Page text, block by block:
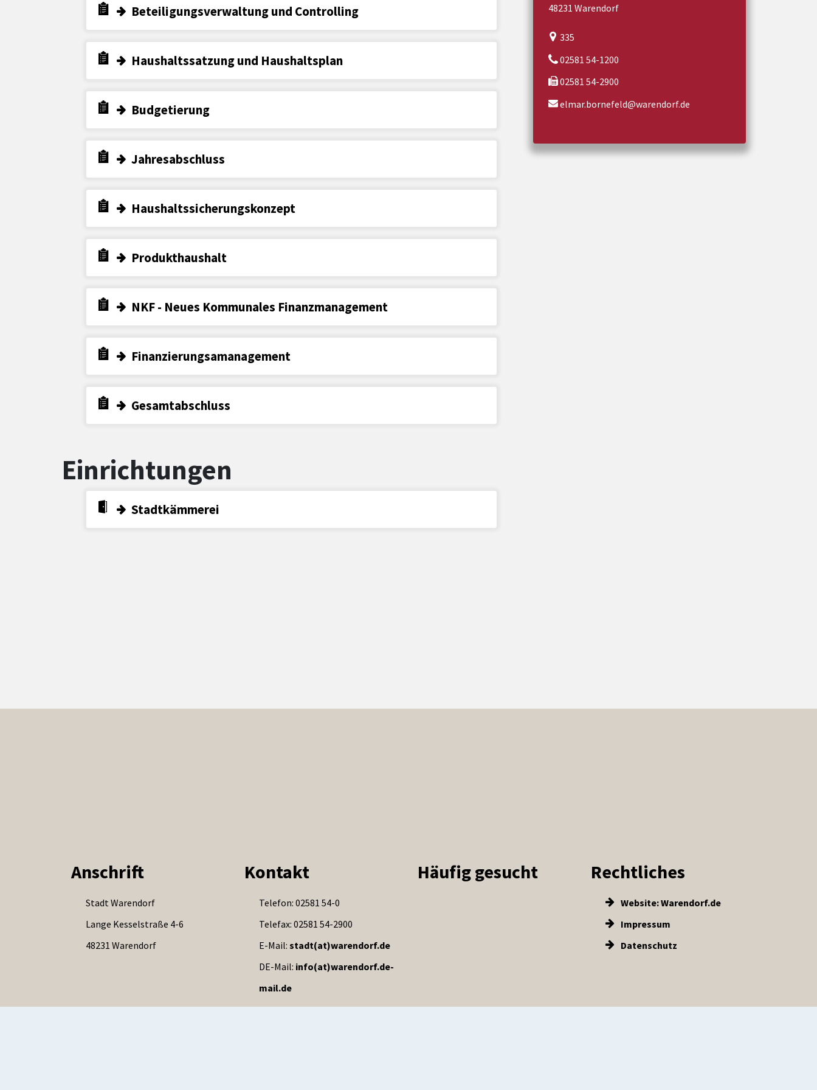
Beteiligungsverwaltung und Controlling
Haushaltssatzung und Haushaltsplan
Budgetierung
Jahresabschluss
Haushaltssicherungskonzept
Produkthaushalt
NKF - Neues Kommunales Finanzmanagement
Finanzierungsamanagement
Gesamtabschluss
Einrichtungen
Stadtkämmerei
48231 Warendorf
335
02581 54-1200
02581 54-2900
elmar.bornefeld@warendorf.de
Anschrift
Stadt Warendorf
Lange Kesselstraße 4-6
48231 Warendorf
Kontakt
Telefon: 02581 54-0
Telefax: 02581 54-2900
E-Mail: stadt(at)warendorf.de
DE-Mail: info(at)warendorf.de-
mail.de
Häufig gesucht Rechtliches
Website: Warendorf.de
Impressum
Datenschutz